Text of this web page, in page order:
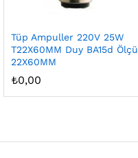
Tüp Ampuller 220V 25W
T22X60MM Duy BA15d Ölçü
22X60MM
₺0,00